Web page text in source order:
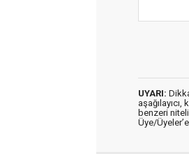
UYARI:
benzeri
Üye/